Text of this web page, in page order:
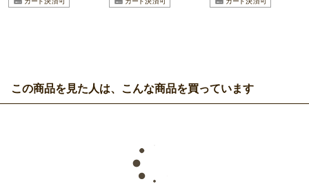
この商品を見た人は、こんな商品を買っています